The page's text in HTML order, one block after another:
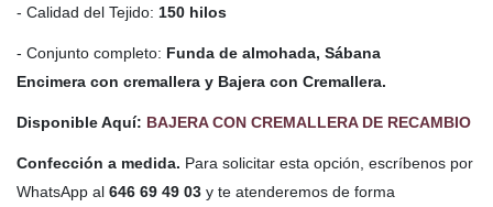
- Calidad del Tejido: 150 hilos
- Conjunto completo: Funda de almohada, Sábana
Encimera con cremallera y Bajera con Cremallera.
Disponible Aquí: BAJERA CON CREMALLERA DE RECAMBIO
Confección a medida. Para solicitar esta opción, escríbenos por
WhatsApp al 646 69 49 03 y te atenderemos de forma